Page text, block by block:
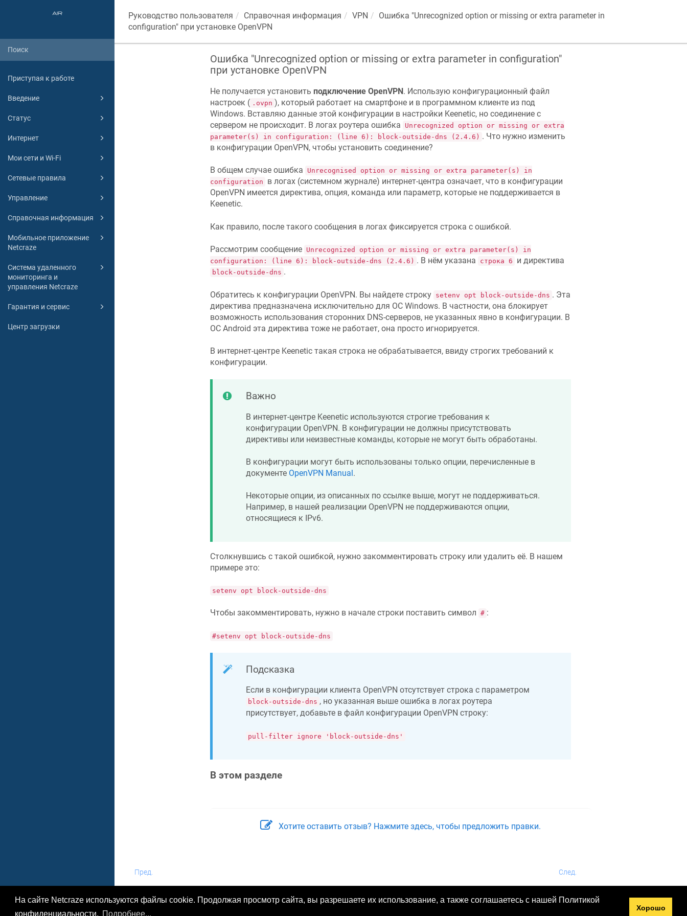
На сайте Netcraze используются файлы cookie. Продолжая просмотр сайта, вы разрешаете их использование, а также соглашаетесь с нашей Политикой
конфиденциальности. Подробнее...
Хорошо
Приступая к работе
Введение
Статус
Интернет
Мои сети и Wi-Fi
Сетевые правила
Управление
Справочная информация
Мобильное приложение
Netcraze
Система удаленного
мониторинга и
управления Netcraze
Гарантия и сервис
Центр загрузки
Руководство пользователя Справочная информация VPN
Ошибка "Unrecognized option or missing or extra parameter in
configuration" при установке OpenVPN
Ошибка "Unrecognized option or missing or extra parameter in configuration"
при установке OpenVPN
Не получается установить подключение OpenVPN. Использую конфигурационный файл
настроек ( .ovpn ), который работает на смартфоне и в программном клиенте из под
Windows. Вставляю данные этой конфигурации в настройки Keenetic, но соединение с
сервером не происходит. В логах роутера ошибка
Unrecognized option or missing or extra
parameter(s) in configuration: (line 6): block-outside-dns (2.4.6) . Что нужно изменить
в конфигурации OpenVPN, чтобы установить соединение?
В общем случае ошибка
Unrecognised option or missing or extra parameter(s) in
configuration
в логах (системном журнале) интернет-центра означает, что в конфигурации
OpenVPN имеется директива, опция, команда или параметр, которые не поддерживается в
Keenetic.
Как правило, после такого сообщения в логах фиксируется строка с ошибкой.
Рассмотрим сообщение Unrecognized option or missing or extra parameter(s) in
configuration: (line 6): block-outside-dns (2.4.6) . В нём указана строка 6 и директива
block-outside-dns .
Обратитесь к конфигурации OpenVPN. Вы найдете строку setenv opt block-outside-dns . Эта
директива предназначена исключительно для ОС Windows. В частности, она блокирует
возможность использования сторонних DNS-серверов, не указанных явно в конфигурации. В
ОС Android эта директива тоже не работает, она просто игнорируется.
В интернет-центре Keenetic такая строка не обрабатывается, ввиду строгих требований к
конфигурации.
Важно
В интернет-центре Keenetic используются строгие требования к
конфигурации OpenVPN. В конфигурации не должны присутствовать
директивы или неизвестные команды, которые не могут быть обработаны.
В конфигурации могут быть использованы только опции, перечисленные в
документе OpenVPN Manual.
Некоторые опции, из описанных по ссылке выше, могут не поддерживаться.
Например, в нашей реализации OpenVPN не поддерживаются опции,
относящиеся к IPv6.
Столкнувшись с такой ошибкой, нужно закомментировать строку или удалить её. В нашем
примере это:
setenv opt block-outside-dns
Чтобы закомментировать, нужно в начале строки поставить символ # :
#setenv opt block-outside-dns
Подсказка
Если в конфигурации клиента OpenVPN отсутствует строка с параметром
block-outside-dns , но указанная выше ошибка в логах роутера
присутствует, добавьте в файл конфигурации OpenVPN строку:
pull-filter ignore 'block-outside-dns'
В этом разделе
Хотите оставить отзыв? Нажмите здесь, чтобы предложить правки.
Пред. След.